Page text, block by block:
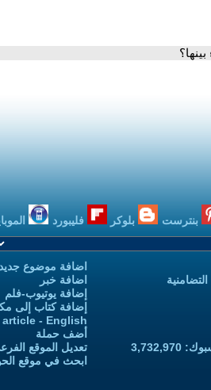
بنترست بلوكر فليبورد
اضافة موضوع جديد
اضافة خبر
إضافة يوتيوب-فلم
إضافة كتاب إلى
article - English
أضف حملة
تعديل الموقع
ابحث في موقع